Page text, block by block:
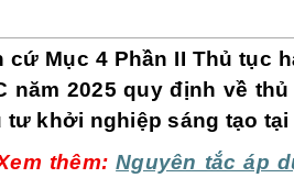
cứ Mục 4 Phần II Thủ tục
năm 2025 quy định về
tư khởi nghiệp sáng tạo
thêm:Nguyên tắc áp